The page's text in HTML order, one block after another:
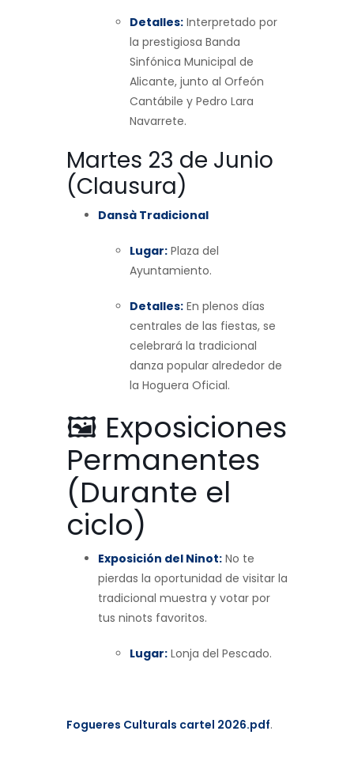
Detalles: Interpretado por
la prestigiosa Banda
Sinfónica Municipal de
Alicante, junto al Orfeón
Cantábile y Pedro Lara
Navarrete.
Martes 23 de Junio
(Clausura)
Dansà Tradicional
Lugar: Plaza del
Ayuntamiento.
Detalles: En plenos días
centrales de las fiestas, se
celebrará la tradicional
danza popular alrededor de
la Hoguera Oficial.
🖼️ Exposiciones
Permanentes
(Durante el
ciclo)
Exposición del Ninot: No te
pierdas la oportunidad de visitar la
tradicional muestra y votar por
tus ninots favoritos.
Lugar: Lonja del Pescado.
Fogueres Culturals cartel 2026.pdf.